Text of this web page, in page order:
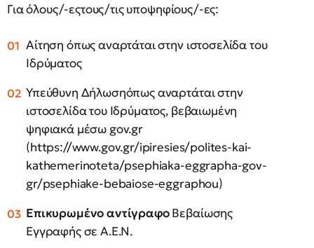
Για όλους/-εςτους/τις υποψηφίους/-ες:
Αίτηση όπως αναρτάται στην ιστοσελίδα του
Ιδρύματος
Υπεύθυνη Δήλωσηόπως αναρτάται στην
ιστοσελίδα του Ιδρύματος, βεβαιωμένη
ψηφιακά μέσω gov.gr
(https://www.gov.gr/ipiresies/polites-kai-
kathemerinoteta/psephiaka-eggrapha-gov-
gr/psephiake-bebaiose-eggraphou)
Επικυρωμένο αντίγραφοΒεβαίωσης
Εγγραφής σε Α.Ε.Ν.